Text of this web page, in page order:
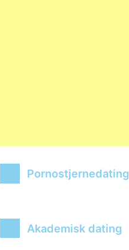
Pornostjernedating
Akademisk dating